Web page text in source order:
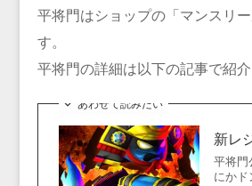
平将門はショップの「マンスリ
す。
平将門の詳細は以下の記事で紹
あわせて読みたい
新レ
平将門
にか